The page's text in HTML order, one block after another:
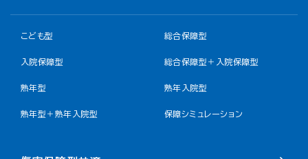
こども型 総合保障型
入院保障型 総合保障型＋入院保障型
熟年型 熟年入院型
熟年型＋熟年入院型 保障シミュレーション